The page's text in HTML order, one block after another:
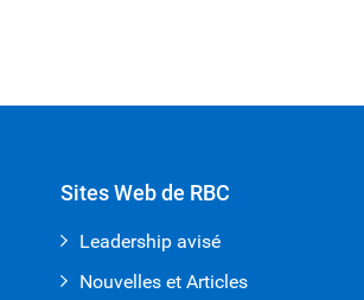
Sites Web de RBC
Leadership avisé
Nouvelles et Articles